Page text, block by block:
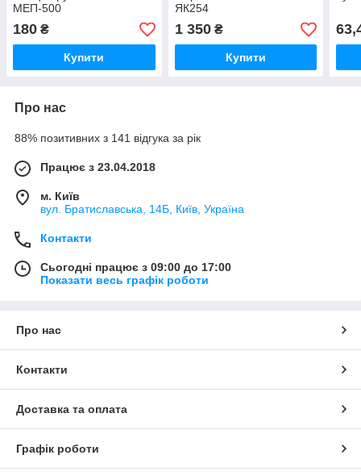
МЕП-500
180 ₴
Купити
ЯК254
1 350₴
Купити
Про нас
88% позитивних з 141 відгука за рік
Працює з 23.04.2018
м. Київ
вул. Братиславська, 14Б, Київ, Україна
Контакти
Сьогодні працює з 09:00 до 17:00
Показати весь графік роботи
Про нас
Контакти
Доставка та оплата
Графік роботи